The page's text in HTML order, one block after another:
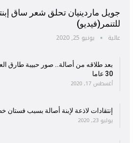
جويل ماردينيان تحلق شعر ساق
للتنمر(فيديو)
عالية يونيو 25, 2020
بعد طلاقه من أصالة.. صور حبيبة طارق
30 عاما
أغسطس 17, 2020
إنتقادات لاذعة لإبنة أصالة بسبب فستان
يوليو 23, 2020